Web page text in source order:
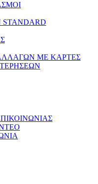
STANDARD
ΜΕ ΚΑΡΤΕΣ